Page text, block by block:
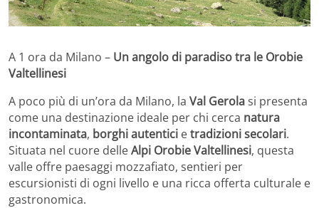
A 1 ora da Milano – Un angolo di paradiso tra le Orobie
Valtellinesi
A poco più di un’ora da Milano, la Val Gerolasi presenta
come una destinazione ideale per chi cerca natura
incontaminata, borghi autentici etradizioni secolari.
Situata nel cuore delleAlpi Orobie Valtellinesi, questa
valle offre paesaggi mozzafiato, sentieri per
escursionisti di ogni livello e una ricca offerta culturale e
gastronomica.